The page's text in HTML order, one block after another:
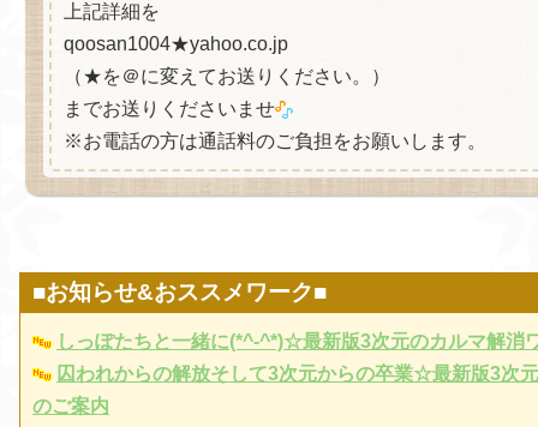
上記詳細を
qoosan1004★yahoo.co.jp
（★を＠に変えてお送りください。）
までお送りくださいませ
※お電話の方は通話料のご負担をお願いします。
■お知らせ&おススメワーク■
しっぽたちと一緒に(*^-^*)☆最新版3次元のカルマ解消
囚われからの解放そして3次元からの卒業☆最新版3次
のご案内